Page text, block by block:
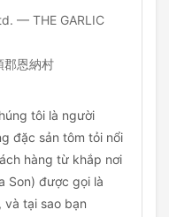
— THE GARLIC
郡恩納村
tôi là người
đặc sản tôm tỏi nổi
hàng từ khắp nơi
Son) được gọi là
và tại sao bạn